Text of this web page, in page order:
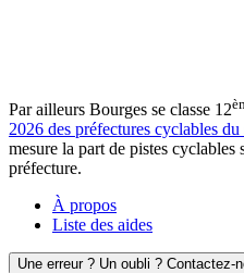
Par ailleurs Bourges se classe 12
2026 des préfectures cyclables
mesure la part de pistes cyclables
préfecture.
À propos
Liste des aides
Une erreur ? Un oubli ? Contactez-